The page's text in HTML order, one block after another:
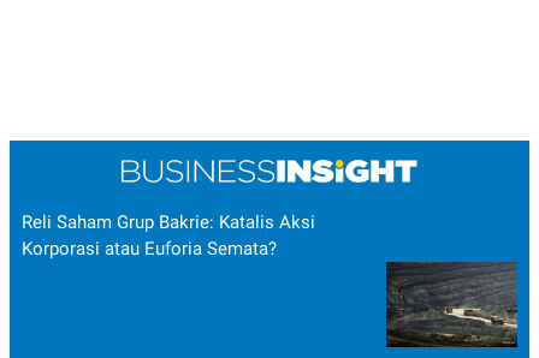
Reli Saham Grup Bakrie: Katalis Aksi
Korporasi atau Euforia Semata?